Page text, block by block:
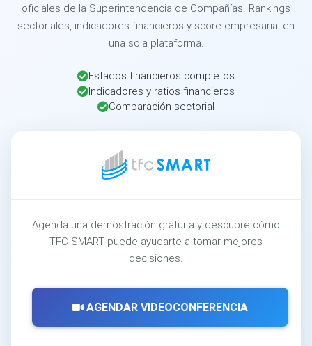
oficiales de la Superintendencia de Compañías. Rankings
sectoriales, indicadores financieros y score empresarial en
una sola plataforma.
Estados financieros completos
Indicadores y ratios financieros
Comparación sectorial
Agenda una demostración gratuita y descubre cómo
TFC SMART puede ayudarte a tomar mejores
decisiones.
AGENDAR VIDEOCONFERENCIA